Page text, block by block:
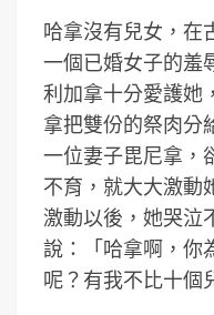
哈拿沒有兒女，在
一個已婚女子的羞
利加拿十分愛護她
拿把雙份的祭肉分
一位妻子毘尼拿，
不育，就大大激動
激動以後，她哭泣
說：「哈拿啊，你
呢？有我不比十個